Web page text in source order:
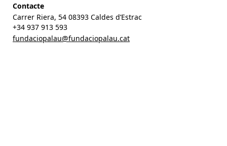
Contacte
Carrer Riera, 54 08393 Caldes d’Estrac
+34 937 913 593
fundaciopalau@fundaciopalau.cat